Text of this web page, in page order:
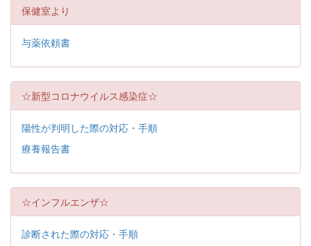
保健室より
与薬依頼書
☆新型コロナウイルス感染症☆
陽性が判明した際の対応・手順
療養報告書
☆インフルエンザ☆
診断された際の対応・手順